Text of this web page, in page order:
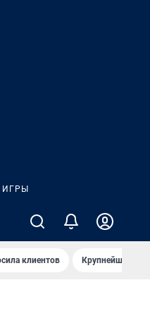
ИГРЫ
клиентов Крупнейшие